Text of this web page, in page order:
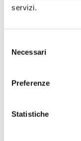
servizi.
delNecessari
Preferenze
Statistiche